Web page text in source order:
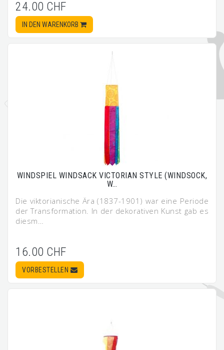
24.00 CHF
IN DEN WARENKORB
WINDSPIEL WINDSACK VICTORIAN STYLE (WINDSOCK,
W…
Die viktorianische Ära (1837-1901) war eine Periode
der Transformation. In der dekorativen Kunst gab es
diesm…
16.00 CHF
VORBESTELLEN